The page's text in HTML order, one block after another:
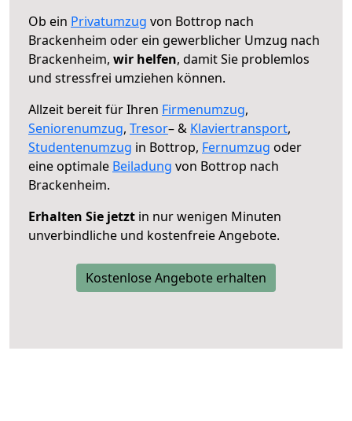
Ob ein Privatumzug von Bottrop nach
Brackenheim oder ein gewerblicher Umzug nach
Brackenheim, wir helfen, damit Sie problemlos
und stressfrei umziehen können.
Allzeit bereit für Ihren Firmenumzug,
Seniorenumzug, Tresor– & Klaviertransport,
Studentenumzug in Bottrop, Fernumzug oder
eine optimale Beiladung von Bottrop nach
Brackenheim.
Erhalten Sie jetzt in nur wenigen Minuten
unverbindliche und kostenfreie Angebote.
Kostenlose Angebote erhalten